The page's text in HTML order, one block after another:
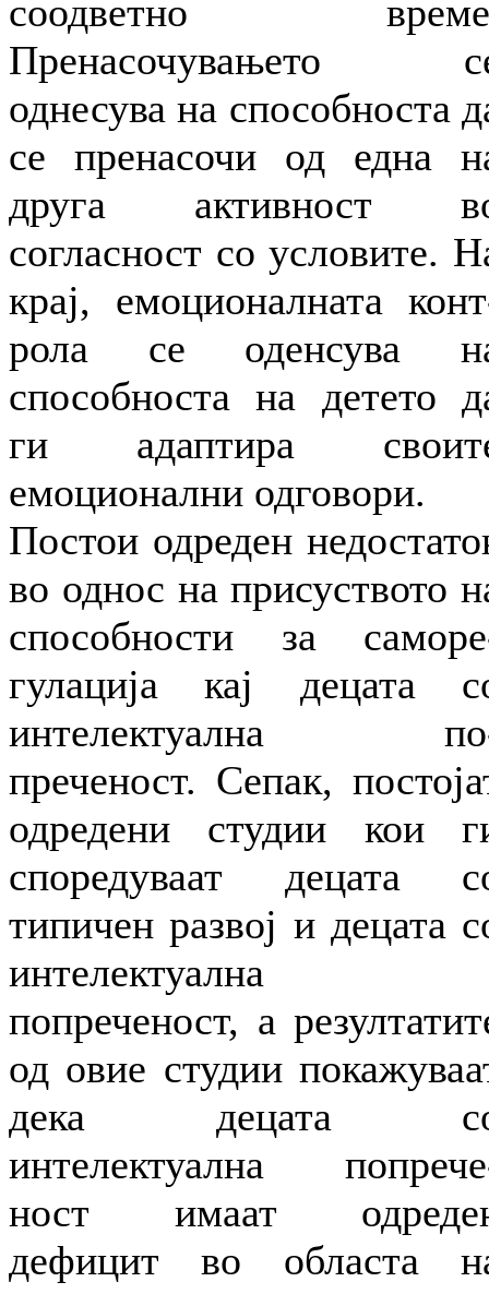
соодветно
Пренасочувањето
однесува на способноста
се пренасочи од една
друга активност
согласност со условите.
крај, емоционалната
рола се оденсува
способноста на детето
ги адаптира
емоционални одговори.
Постои одреден
во однос на присуството
способности за
гулација кај децата
интелектуална
преченост. Сепак,
одредени студии кои
споредуваат децата
типичен развој и децата
интелектуална
попреченост, а
од овие студии
дека децата
интелектуална
ност имаат
дефицит во областа